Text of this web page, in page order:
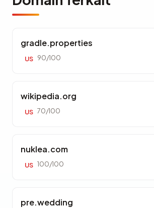
gradle.properties
US 90/100
wikipedia.org
US 70/100
nuklea.com
US 100/100
pre.wedding